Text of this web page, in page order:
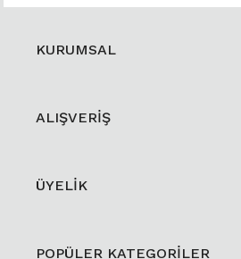
KURUMSAL
ALIŞVERİŞ
ÜYELİK
POPÜLER KATEGORİLER